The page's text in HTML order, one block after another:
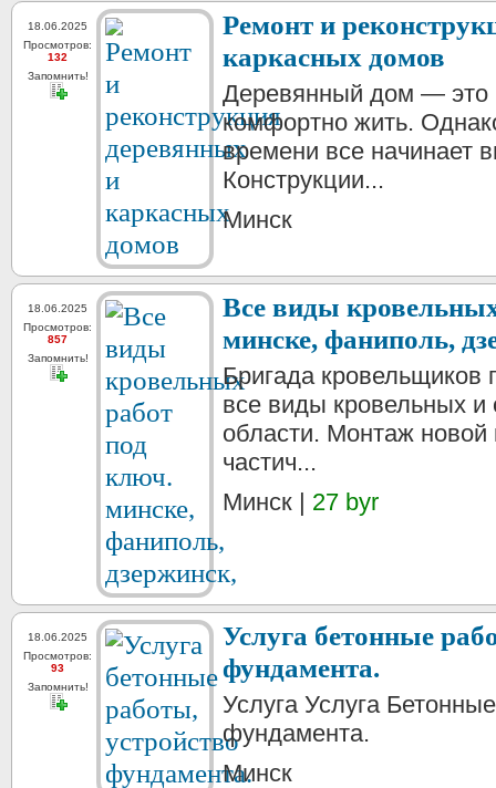
18.06.2025
Просмотров:
132
Запомнить!
Ремонт и
каркасных домов
Деревянный дом — это
комфортно жить.
времени все начинает
Конструкции...
Минск
18.06.2025
Просмотров:
857
Запомнить!
Все виды
минске, фаниполь,
Бригада
все виды кровельных
области. Монтаж
частич...
Минск | 27 byr
18.06.2025
Просмотров:
93
Запомнить!
Услуга бетонные
фундамента.
Услуга Услуга
фундамента.
Минск